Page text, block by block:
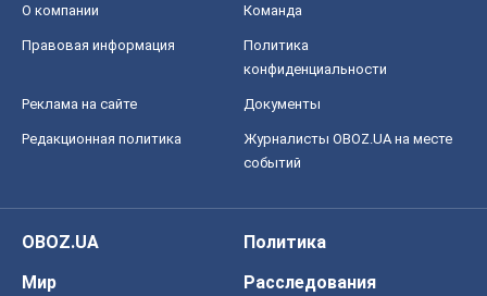
О компании Команда
Правовая информация
Политика
конфиденциальности
Реклама на сайте Документы
Редакционная политика
Журналисты OBOZ.UA на месте
событий
OBOZ.UA
Политика
Мир
Расследования